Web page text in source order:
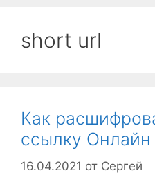
short url
Как
ссылку Онлайн
16.04.2021 от Сергей